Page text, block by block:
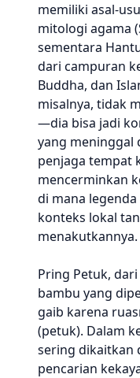
memiliki asal-
mitologi agama
sementara
dari campuran
Buddha, dan
misalnya, tidak
—dia bisa jadi
yang meninggal
penjaga tempat
mencerminkan
di mana
konteks lokal
menakutkannya.
Pring Petuk,
bambu yang
gaib karena
(petuk). Dalam
sering dikaitkan
pencarian